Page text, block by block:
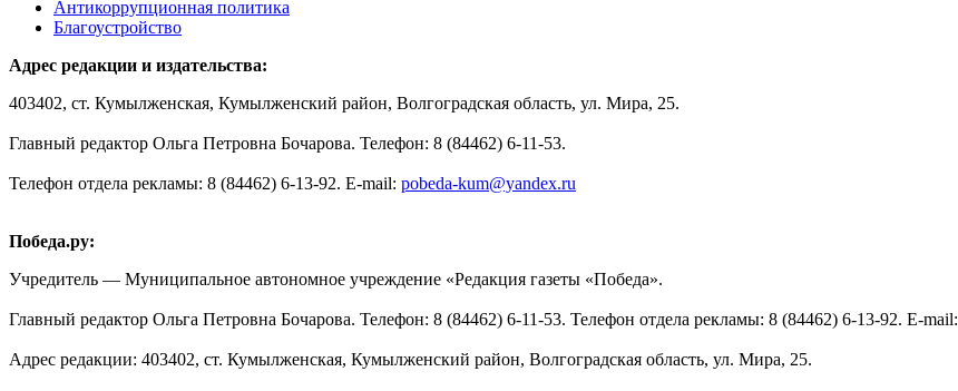
Антикоррупционная политика
Благоустройство
Адрес редакции и издательства:
403402, ст. Кумылженская, Кумылженский район, Волгоградская область, ул. Мира, 25.
Главный редактор Ольга Петровна Бочарова. Телефон: 8 (84462) 6-11-53.
Телефон отдела рекламы: 8 (84462) 6-13-92. E-mail: pobeda-kum@yandex.ru
Победа.ру:
Учредитель — Муниципальное автономное учреждение «Редакция газеты «Победа».
Главный редактор Ольга Петровна Бочарова. Телефон: 8 (84462) 6-11-53. Телефон отдела рекламы: 8 (84462) 6-13-92. E-mail:
Адрес редакции: 403402, ст. Кумылженская, Кумылженский район, Волгоградская область, ул. Мира, 25.